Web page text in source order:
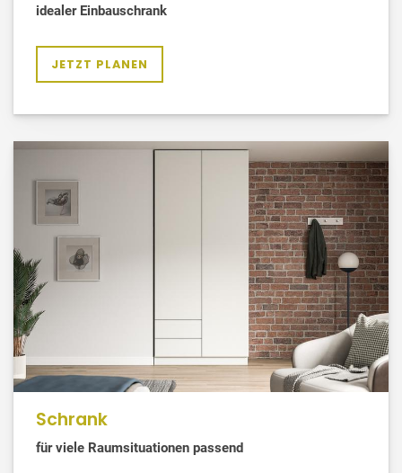
idealer Einbauschrank
JETZT PLANEN
Schrank
für viele Raumsituationen passend